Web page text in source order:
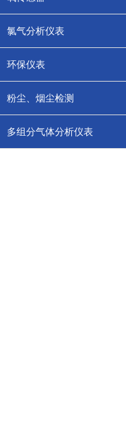
氯气分析仪表
环保仪表
粉尘、烟尘检测
多组分气体分析仪表